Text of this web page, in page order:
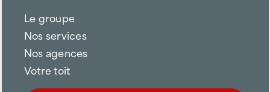
Le groupe
Nos services
Nos agences
Votre toit